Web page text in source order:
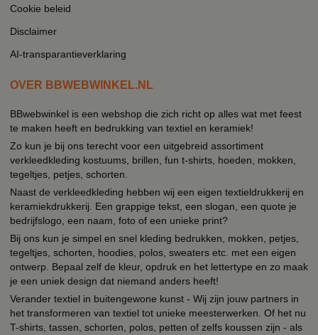
Cookie beleid
Disclaimer
AI-transparantieverklaring
OVER BBWEBWINKEL.NL
BBwebwinkel is een webshop die zich richt op alles wat met feest
te maken heeft en bedrukking van textiel en keramiek!
Zo kun je bij ons terecht voor een uitgebreid assortiment
verkleedkleding kostuums, brillen, fun t-shirts, hoeden, mokken,
tegeltjes, petjes, schorten.
Naast de verkleedkleding hebben wij een eigen textieldrukkerij en
keramiekdrukkerij. Een grappige tekst, een slogan, een quote je
bedrijfslogo, een naam, foto of een unieke print?
Bij ons kun je simpel en snel kleding bedrukken, mokken, petjes,
tegeltjes, schorten, hoodies, polos, sweaters etc. met een eigen
ontwerp. Bepaal zelf de kleur, opdruk en het lettertype en zo maak
je een uniek design dat niemand anders heeft!
Verander textiel in buitengewone kunst - Wij zijn jouw partners in
het transformeren van textiel tot unieke meesterwerken. Of het nu
T-shirts, tassen, schorten, polos, petten of zelfs koussen zijn - als